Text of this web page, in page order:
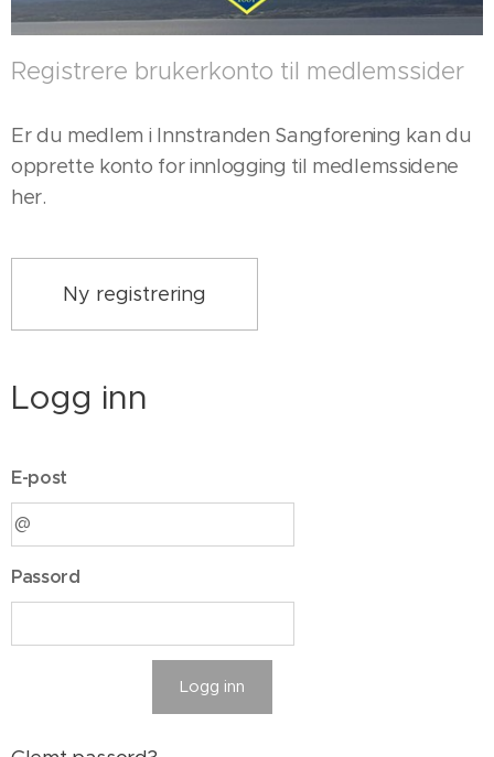
Registrere brukerkonto til medlemssider
Er du medlem i Innstranden Sangforening kan du
opprette konto for innlogging til medlemssidene
her.
Ny registrering
Logg inn
E-post
Passord
Logg inn